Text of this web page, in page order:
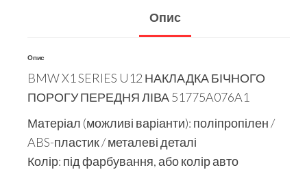
Опис
Опис
BMW X1 SERIES U12 НАКЛАДКА БІЧНОГО
ПОРОГУ ПЕРЕДНЯ ЛІВА 51775A076A1
Матеріал (можливі варіанти): поліпропілен /
ABS-пластик / металеві деталі
Колір: під фарбування, або колір авто